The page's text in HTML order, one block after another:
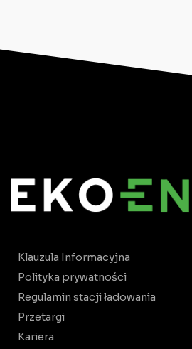
Klauzula Informacyjna
Polityka prywatności
Regulamin stacji ładowania
Przetargi
Kariera